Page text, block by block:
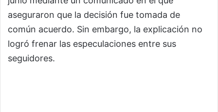
aseguraron que la decisión fue tomada de
común acuerdo. Sin embargo, la explicación no
logró frenar las especulaciones entre sus
seguidores.